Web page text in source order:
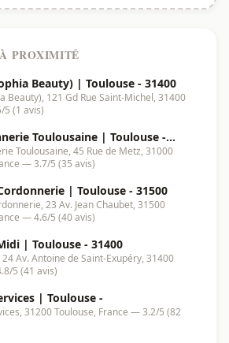
PROXIMITÉ
Beauty) | Toulouse - 31400
Beauty), 121 Gd Rue Saint-Michel, 31400
5 (1 avis)
Toulousaine | Toulouse -
Toulousaine, 45 Rue de Metz, 31000
— 3.7/5 (35 avis)
| Toulouse - 31500
23 Av. Jean Chaubet, 31500
— 4.6/5 (40 avis)
| Toulouse - 31400
Av. Antoine de Saint-Exupéry, 31400
5 (41 avis)
| Toulouse -
31200 Toulouse, France — 3.2/5 (82